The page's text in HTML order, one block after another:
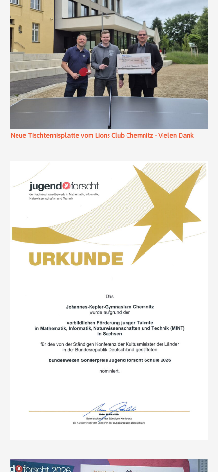
Neue Tischtennisplatte vom Lions Club Chemnitz - Vielen Dank